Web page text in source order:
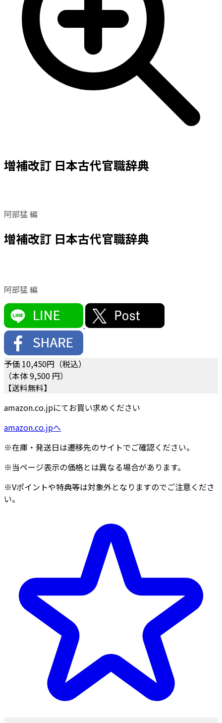
増補改訂 日本古代官職辞典
阿部猛 編
増補改訂 日本古代官職辞典
阿部猛 編
予価 10,450円（税込）
（本体 9,500 円）
【送料無料】
amazon.co.jpにてお買い求めください
amazon.co.jpへ
※在庫・発送日は遷移先のサイトでご確認ください。
※当ページ表示の価格とは異なる場合があります。
※Vポイントや特典等は対象外となりますのでご注意くださ
い。